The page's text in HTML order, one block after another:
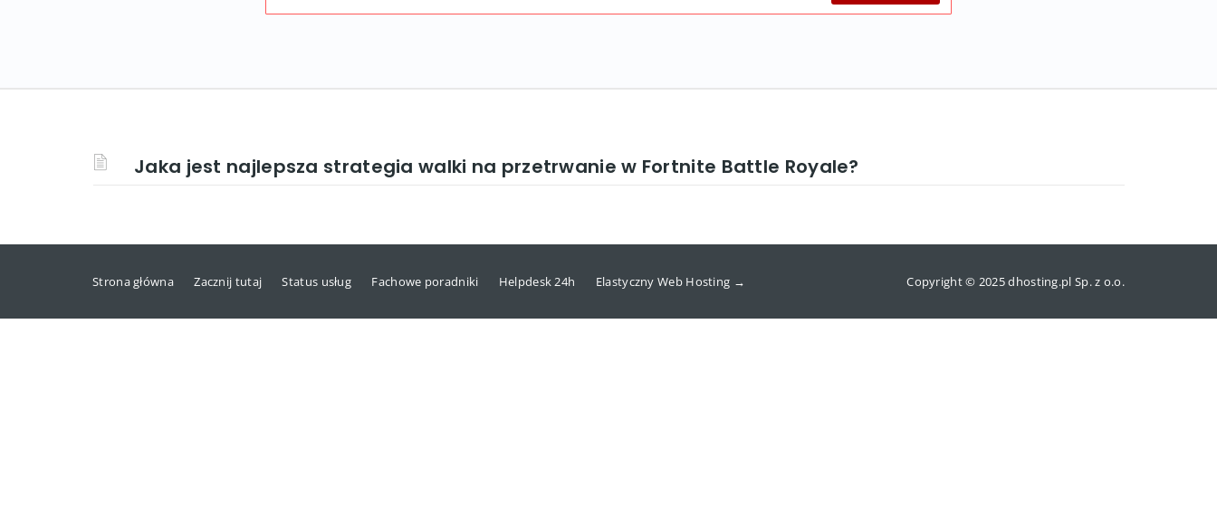
Jaka jest najlepsza strategia walki na przetrwanie w Fortnite Battle Royale?
Strona główna Zacznij tutaj Status usług Fachowe poradniki Helpdesk 24h Elastyczny Web Hosting → Copyright © 2025 dhosting.pl Sp. z o.o.